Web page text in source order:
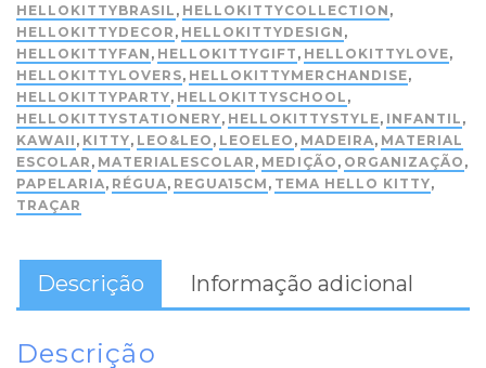
HELLOKITTYBRASIL , HELLOKITTYCOLLECTION ,
HELLOKITTYDECOR , HELLOKITTYDESIGN ,
HELLOKITTYFAN , HELLOKITTYGIFT , HELLOKITTYLOVE,
HELLOKITTYLOVERS, HELLOKITTYMERCHANDISE,
HELLOKITTYPARTY, HELLOKITTYSCHOOL ,
HELLOKITTYSTATIONERY, HELLOKITTYSTYLE, INFANTIL ,
KAWAII , KITTY, LEO&LEO , LEOELEO , MADEIRA, MATERIAL
ESCOLAR , MATERIALESCOLAR , MEDIÇÃO , ORGANIZAÇÃO ,
PAPELARIA, RÉGUA, REGUA15CM , TEMA HELLO KITTY,
TRAÇAR
Descrição Informação adicional
Descrição